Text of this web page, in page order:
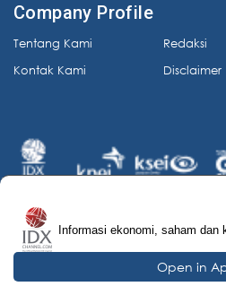
Company Profile
Tentang Kami
Kontak Kami
Redaksi
Disclaimer
© 2026 IDX Channel. All
Informasi ekonomi, saham dan
Open in